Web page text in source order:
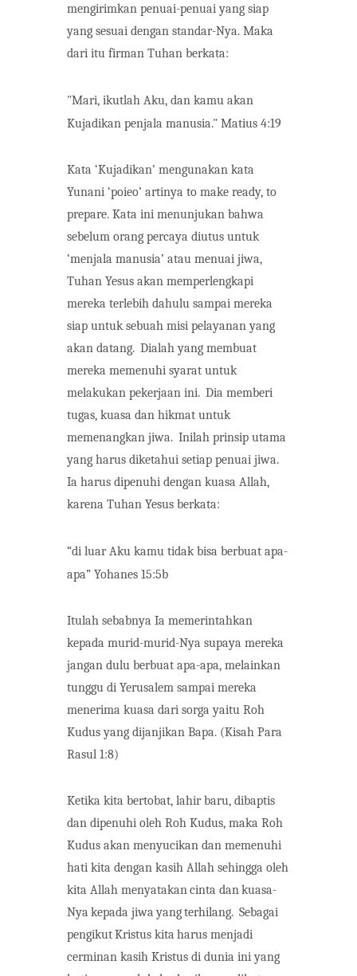
mengirimkan penuai-penuai yang siap
yang sesuai dengan standar-Nya. Maka
dari itu firman Tuhan berkata:
"Mari, ikutlah Aku, dan kamu akan
Kujadikan penjala manusia." Matius 4:19
Kata ‘Kujadikan’ mengunakan kata
Yunani ‘poieo’ artinya to make ready, to
prepare. Kata ini menunjukan bahwa
sebelum orang percaya diutus untuk
‘menjala manusia’ atau menuai jiwa,
Tuhan Yesus akan memperlengkapi
mereka terlebih dahulu sampai mereka
siap untuk sebuah misi pelayanan yang
akan datang. Dialah yang membuat
mereka memenuhi syarat untuk
melakukan pekerjaan ini. Dia memberi
tugas, kuasa dan hikmat untuk
memenangkan jiwa. Inilah prinsip utama
yang harus diketahui setiap penuai jiwa.
Ia harus dipenuhi dengan kuasa Allah,
karena Tuhan Yesus berkata:
“di luar Aku kamu tidak bisa berbuat apa-
apa” Yohanes 15:5b
Itulah sebabnya Ia memerintahkan
kepada murid-murid-Nya supaya mereka
jangan dulu berbuat apa-apa, melainkan
tunggu di Yerusalem sampai mereka
menerima kuasa dari sorga yaitu Roh
Kudus yang dijanjikan Bapa. (Kisah Para
Rasul 1:8)
Ketika kita bertobat, lahir baru, dibaptis
dan dipenuhi oleh Roh Kudus, maka Roh
Kudus akan menyucikan dan memenuhi
hati kita dengan kasih Allah sehingga oleh
kita Allah menyatakancinta dankuasa-
Nya kepada jiwa yangterhilang. Sebagai
pengikutKristus kita harus menjadi
cerminan kasih Kristus di dunia ini yang